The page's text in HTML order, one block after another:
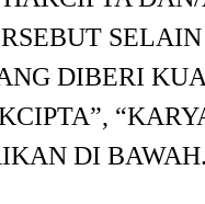
DIBERI
DI BAWAH.